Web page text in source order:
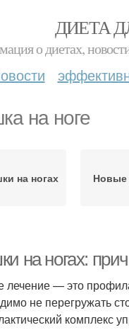
ДИЕТА
о диетах,
на ноге
на ногах
на ногах:
лечение — это
не перегружать
комплекс